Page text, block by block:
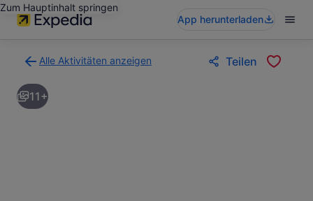
Zum Hauptinhalt springen
App herunterladen
Alle Aktivitäten anzeigen
zur
Ergebnisseite
für
Teilen
11+